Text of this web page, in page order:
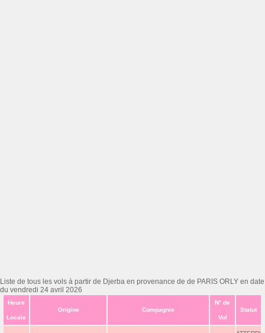
Liste de tous les vols à partir de Djerba en provenance de de PARIS ORLY en date
du vendredi 24 avril 2026
Heure
Locale
Origine Compagnie
N° de
Vol
Statut